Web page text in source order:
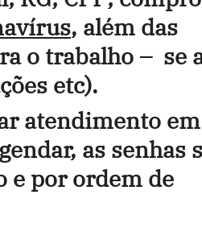
, além das
o trabalho – se
etc).
atendimento
as senhas
por ordem de